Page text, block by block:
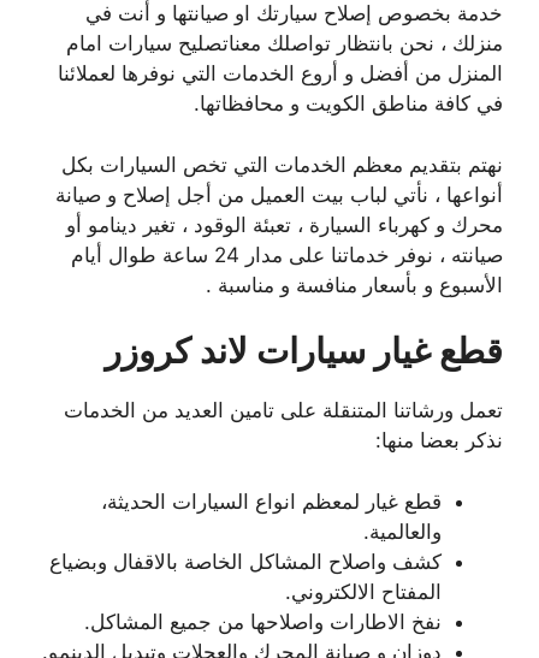
خدمة بخصوص إصلاح سيارتك او صيانتها و أنت في
منزلك ، نحن بانتظار تواصلك معناتصليح سيارات امام
المنزل من أفضل و أروع الخدمات التي نوفرها لعملائنا
في كافة مناطق الكويت و محافظاتها.
نهتم بتقديم معظم الخدمات التي تخص السيارات بكل
أنواعها ، نأتي لباب بيت العميل من أجل إصلاح و صيانة
محرك و كهرباء السيارة ، تعبئة الوقود ، تغير دينامو أو
صيانته ، نوفر خدماتنا على مدار 24 ساعة طوال أيام
الأسبوع و بأسعار منافسة و مناسبة .
قطع غيار سيارات لاند كروزر
تعمل ورشاتنا المتنقلة على تامين العديد من الخدمات
نذكر بعضا منها:
قطع غيار لمعظم انواع السيارات الحديثة،
والعالمية.
كشف واصلاح المشاكل الخاصة بالاقفال وبضياع
المفتاح الالكتروني.
نفخ الاطارات واصلاحها من جميع المشاكل.
دوزان و صيانة المحرك والعجلات وتبديل الدينمو.